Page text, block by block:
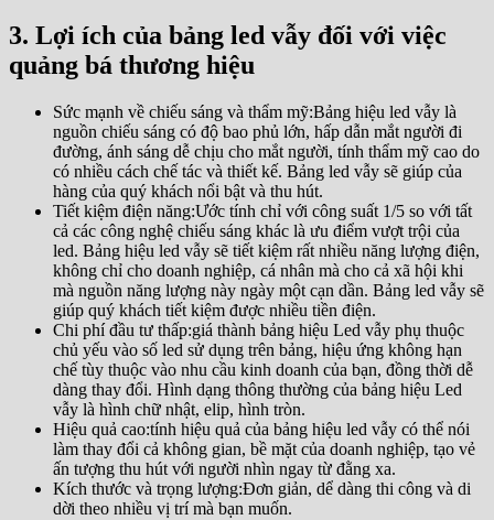
3. Lợi ích của bảng led vẫy đối với việc
quảng bá thương hiệu
Sức mạnh về chiếu sáng và thẩm mỹ:Bảng hiệu led vẫy là
nguồn chiếu sáng có độ bao phủ lớn, hấp dẫn mắt người đi
đường, ánh sáng dễ chịu cho mắt người, tính thẩm mỹ cao do
có nhiều cách chế tác và thiết kế. Bảng led vẫy sẽ giúp của
hàng của quý khách nổi bật và thu hút.
Tiết kiệm điện năng:Ước tính chỉ với công suất 1/5 so với tất
cả các công nghệ chiếu sáng khác là ưu điểm vượt trội của
led. Bảng hiệu led vẫy sẽ tiết kiệm rất nhiều năng lượng điện,
không chỉ cho doanh nghiệp, cá nhân mà cho cả xã hội khi
mà nguồn năng lượng này ngày một cạn dần. Bảng led vẫy sẽ
giúp quý khách tiết kiệm được nhiều tiền điện.
Chi phí đầu tư thấp:giá thành bảng hiệu Led vẫy phụ thuộc
chủ yếu vào số led sử dụng trên bảng, hiệu ứng không hạn
chế tùy thuộc vào nhu cầu kinh doanh của bạn, đồng thời dễ
dàng thay đổi. Hình dạng thông thường của bảng hiệu Led
vẫy là hình chữ nhật, elip, hình tròn.
Hiệu quả cao:tính hiệu quả của bảng hiệu led vẫy có thể nói
làm thay đổi cả không gian, bề mặt của doanh nghiệp, tạo vẻ
ấn tượng thu hút với người nhìn ngay từ đằng xa.
Kích thước và trọng lượng:Đơn giản, dể dàng thi công và di
dời theo nhiều vị trí mà bạn muốn.